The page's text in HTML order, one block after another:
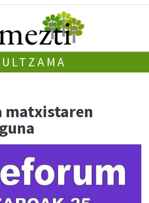
ULTZAMA
matxistaren